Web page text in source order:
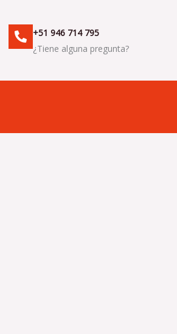
+51 946 714 795
¿Tiene alguna pregunta?